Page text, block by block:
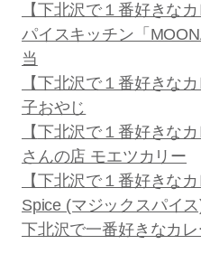
【下北沢で１番好きな
パイスキッチン「
当
【下北沢で１番好きな
子おやじ
【下北沢で１番好きなカ
さんの店 モエツカリー
【下北沢で１番好きな
Spice (マジックスパイ
下北沢で一番好きなカ